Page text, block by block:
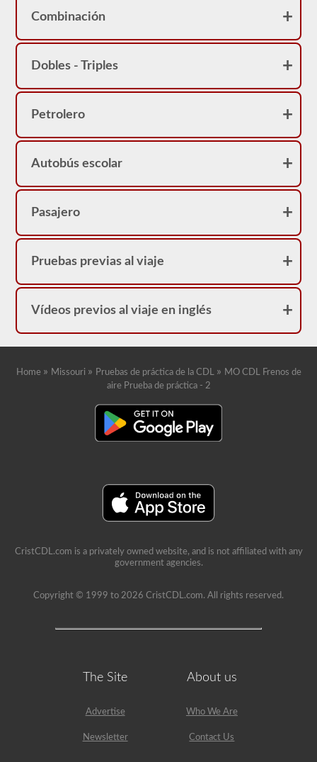
pero
podrá
conducir
ningún
que
esté
neumáticos
tendrá
restricción
Combinación
Dobles - Triples
Petrolero
Autobús escolar
Pasajero
Pruebas previas al viaje
Vídeos previos al viaje en inglés
Home » Missouri » Pruebas de práctica de la CDL » MO CDL Frenos de
aire Prueba de práctica - 2
CristCDL.com is a privately owned website, and is not affiliated with any
government agencies.
Copyright © 1999 to 2026 CristCDL.com. All rights reserved.
The Site
Advertise
Newsletter
About us
Who We Are
Contact Us